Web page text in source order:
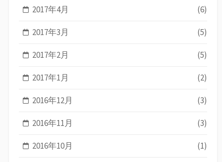
2017年4月 (6)
2017年3月 (5)
2017年2月 (5)
2017年1月 (2)
2016年12月 (3)
2016年11月 (3)
2016年10月 (1)